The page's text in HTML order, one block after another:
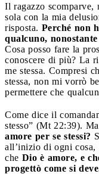
Il ragazzo scomparve,
sola con la mia
risposta. Perché non
qualcuno,
Cosa posso fare la
conoscere di più? La
me stessa. Compresi
stessa, non mi vorrò
permettere che
Come dice il
stesso” (Mt 22:39). Ma
amore per se stessi?
all’inizio di ogni
che Dio è amore, e
progettò come si